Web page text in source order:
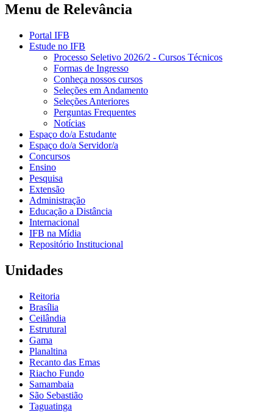
Menu de Relevância
Portal IFB
Estude no IFB
Processo Seletivo 2026/2 - Cursos Técnicos
Formas de Ingresso
Conheça nossos cursos
Seleções em Andamento
Seleções Anteriores
Perguntas Frequentes
Notícias
Espaço do/a Estudante
Espaço do/a Servidor/a
Concursos
Ensino
Pesquisa
Extensão
Administração
Educação a Distância
Internacional
IFB na Mídia
Repositório Institucional
Unidades
Reitoria
Brasília
Ceilândia
Estrutural
Gama
Planaltina
Recanto das Emas
Riacho Fundo
Samambaia
São Sebastião
Taguatinga